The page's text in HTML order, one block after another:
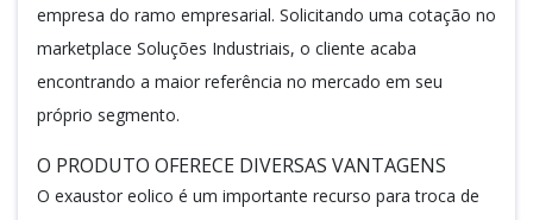
empresa do ramo empresarial. Solicitando uma cotação no
marketplace Soluções Industriais, o cliente acaba
encontrando a maior referência no mercado em seu
próprio segmento.
O PRODUTO OFERECE DIVERSAS VANTAGENS
O exaustor eolico é um importante recurso para troca de